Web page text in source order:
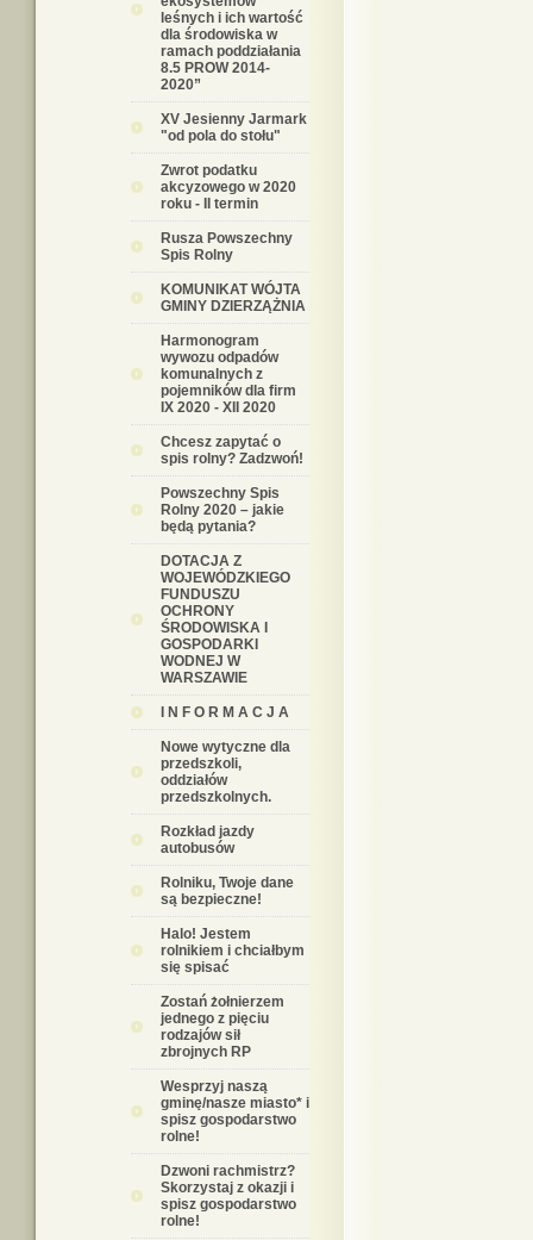
leśnych i ich wartość
dla środowiska w
ramach poddziałania
8.5 PROW 2014-
2020”
XV Jesienny Jarmark
"od pola do stołu"
Zwrot podatku
akcyzowego w 2020
roku - II termin
Rusza Powszechny
Spis Rolny
KOMUNIKAT WÓJTA
GMINY DZIERZĄŻNIA
Harmonogram
wywozu odpadów
komunalnych z
pojemników dla firm
IX 2020 - XII 2020
Chcesz zapytać o
spis rolny? Zadzwoń!
Powszechny Spis
Rolny 2020 – jakie
będą pytania?
DOTACJA Z
WOJEWÓDZKIEGO
FUNDUSZU
OCHRONY
ŚRODOWISKA I
GOSPODARKI
WODNEJ W
WARSZAWIE
I N F O R M A C J A
Nowe wytyczne dla
przedszkoli,
oddziałów
przedszkolnych.
Rozkład jazdy
autobusów
Rolniku, Twoje dane
są bezpieczne!
Halo! Jestem
rolnikiem i chciałbym
się spisać
Zostań żołnierzem
jednego z pięciu
rodzajów sił
zbrojnych RP
Wesprzyj naszą
gminę/nasze miasto* i
spisz gospodarstwo
rolne!
Dzwoni rachmistrz?
Skorzystaj z okazji i
spisz gospodarstwo
rolne!